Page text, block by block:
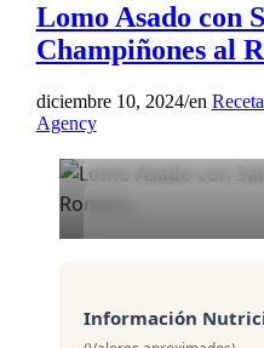
Lomo Asado con
Champiñones al
diciembre 10, 2024/en
Agency
Información